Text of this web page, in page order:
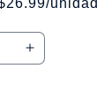
Purple
Aumentar